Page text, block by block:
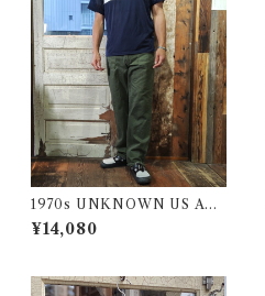
1970s UNKNOWN US AR
MY Style Utility Pants / Ba
ker 70年代 米軍 ベイカー パ
¥14,080